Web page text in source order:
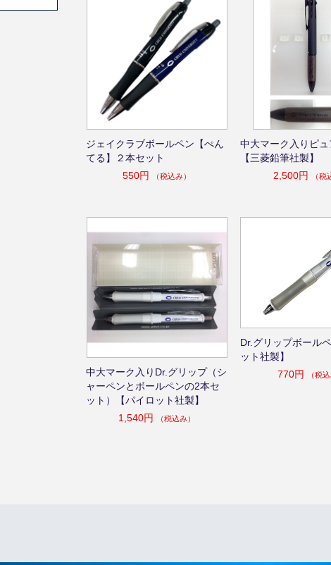
ジェイクラブボールペン【ぺん
てる】２本セット
550円
（税込み）
中大マーク入りピュ
【三菱鉛筆社製】
2,500円
（税
中大マーク入りDr.グリップ（シ
ャーペンとボールペンの2本セ
ット）【パイロット社製】
1,540円
（税込み）
Dr.グリップボール
ット社製】
770円
（税込